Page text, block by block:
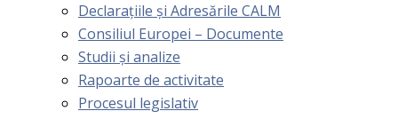
Declarațiile și Adresările CALM
Consiliul Europei – Documente
Studii și analize
Rapoarte de activitate
Procesul legislativ